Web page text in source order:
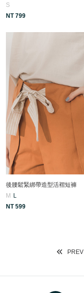
S
NT 799
後腰鬆緊綁帶造型活褶短褲
M
L
NT 599
PREV